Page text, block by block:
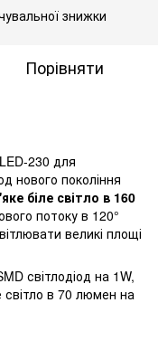
знижки
Порівняти
230 для
нового покоління
біле світло в 160
потоку в 120°
великі площі
світлодіод на 1W,
в 70 люмен на